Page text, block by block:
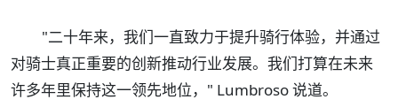
"二十年来，我们一直致力于提升骑行体验，并通过
对骑士真正重要的创新推动行业发展。我们打算在未来
许多年里保持这一领先地位，" Lumbroso 说道。